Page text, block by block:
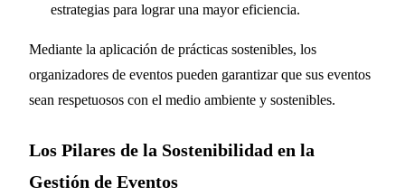
estrategias para lograr una mayor eficiencia.
Mediante la aplicación de prácticas sostenibles, los
organizadores de eventos pueden garantizar que sus eventos
sean respetuosos con el medio ambiente y sostenibles.
Los Pilares de la Sostenibilidad en la
Gestión de Eventos